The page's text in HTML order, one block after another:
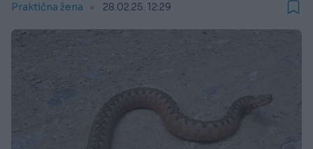
Praktična žena 28.02.25. 12:29